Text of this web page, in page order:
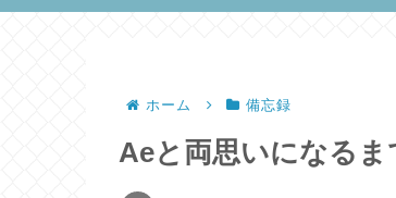
ホーム 備忘録
Aeと両思いになるま